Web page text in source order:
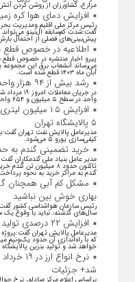
مزارع، کشاورزان از روشن کردن
افزایش دمای هوا کره
رئیس مرکز ملی اقلیم ومدیریت
گفت:شدت کم‌سابقه ال‌نینو
پیش‌بینی‌های فصلی از احتمال
اطلاعیه در خصوص قطع
پیرو اخبار منتشره در خصوص قطع
می‌رساند انشعاب برق این مجموعه
آبان ماه ۱۴۰۳ قطع شده است.
رشد بیش از ۹۴ هزار واحدی شاخص کل بورس
واحد در سطح ۵ میلیون و ۶۵۴ واحدی قرار گرفت.
افزایش ۱.۵
۵ پالایشگاه تهران
مدیرعامل پالایش نفت تهران
کیفی‌سازی یورو ۵ می‌شود.
خرید تضمینی گندم به حدود ۸ میلیون
مدیر عامل بنیاد ملی گندمکاران
تاکنون حدود ۸ میلیون
گندم به مراکز خرید به نحوه
مشکل کم آبی همچنان
بهاری خوش بین نباشید
رئیس سازمان هواشناسی کشور
سال‌های گذشته، نباید با وقوع
افزایش ۲۲ درصدی تولید بنزین توسط پالایش تهران
مدیرعامل پالایش تهران
که با راه‌اندازی آن حدود یک‌ونیم
خواهد شد و تولید بنزین پالایشگاه تهران حدود ۲۲
نرخ
شد+ جزئیات
براساس اعلام مرکز مبادله، نرخ حواله هر دلار